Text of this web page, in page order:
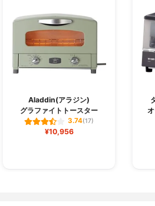
Aladdin(アラジン)
グラファイトトースター
3.74(17)
¥10,956